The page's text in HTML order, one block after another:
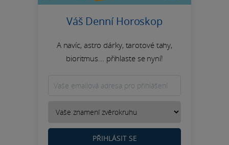
Váš Denní Horoskop
A navíc, astro dárky, tarotové tahy,
bioritmus... přihlaste se nyní!
PŘIHLÁSIT SE